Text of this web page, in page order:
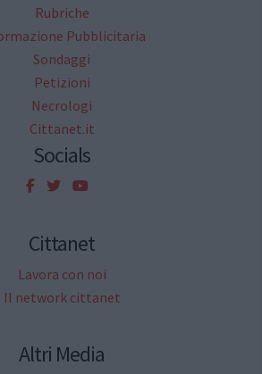
Rubriche
Pubblicitaria
Sondaggi
Petizioni
Necrologi
Cittanet.it
Socials
Cittanet
Lavora con noi
Il network cittanet
Altri Media